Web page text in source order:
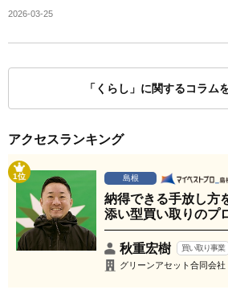
2026-03-25
「くらし」に関するコラム
アクセスランキング
1位 島根
納得できる手放し方
添い型買い取りのプ
秋重宏樹 買い取り事業
グリーンアセット合同会社